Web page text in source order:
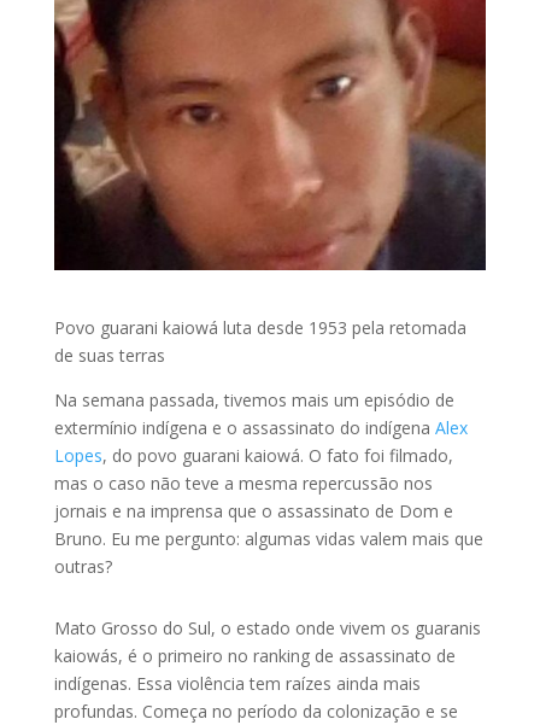
Povo guarani kaiowá luta desde 1953 pela retomada
de suas terras
Na semana passada, tivemos mais um episódio de
extermínio indígena e o assassinato do indígena Alex
Lopes, do povo guarani kaiowá. O fato foi filmado,
mas o caso não teve a mesma repercussão nos
jornais e na imprensa que o assassinato de Dom e
Bruno. Eu me pergunto: algumas vidas valem mais que
outras?
Mato Grosso do Sul, o estado onde vivem os guaranis
kaiowás, é o primeiro no ranking de assassinato de
indígenas. Essa violência tem raízes ainda mais
profundas. Começa no período da colonização e se